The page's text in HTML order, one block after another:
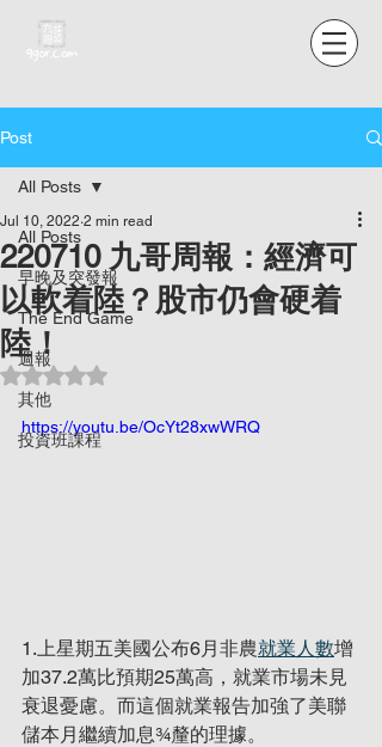
Post
All Posts
早晚及突發報
The End Game
週報
其他
投資班課程
All Posts
220710 九哥周報：經濟可
以軟着陸？股市仍會硬着
陸！
Jul 10, 2022 2 min read
Rated NaN out of 5 stars.
https://youtu.be/OcYt28xwWRQ
1.上星期五美國公布6月非農就業人數增
加37.2萬比預期25萬高，就業市場未見
衰退憂慮。而這個就業報告加強了美聯
儲本月繼續加息¾釐的理據。